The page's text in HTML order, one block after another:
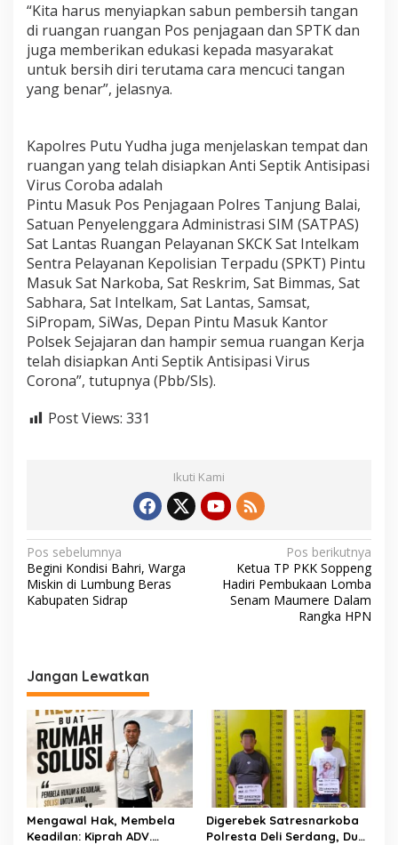
i
a
p
k
a
n
t
i
S
e
p
t
i
k
“Kita harus menyiapkan sabun pembersih tangan
di ruangan ruangan Pos penjagaan dan SPTK dan
juga memberikan edukasi kepada masyarakat
untuk bersih diri terutama cara mencuci tangan
yang benar”, jelasnya.
Kapolres Putu Yudha juga menjelaskan tempat dan
ruangan yang telah disiapkan Anti Septik Antisipasi
Virus Coroba adalah
Pintu Masuk Pos Penjagaan Polres Tanjung Balai,
Satuan Penyelenggara Administrasi SIM (SATPAS)
Sat Lantas Ruangan Pelayanan SKCK Sat Intelkam
Sentra Pelayanan Kepolisian Terpadu (SPKT) Pintu
Masuk Sat Narkoba, Sat Reskrim, Sat Bimmas, Sat
Sabhara, Sat Intelkam, Sat Lantas, Samsat,
SiPropam, SiWas, Depan Pintu Masuk Kantor
Polsek Sejajaran dan hampir semua ruangan Kerja
telah disiapkan Anti Septik Antisipasi Virus
Corona”, tutupnya (Pbb/Sls).
Post Views: 331
Ikuti Kami
N
a
v
a
s
i
p
o
s
Pos sebelumnya
Begini Kondisi Bahri, Warga
Miskin di Lumbung Beras
Kabupaten Sidrap
Pos berikutnya
Ketua TP PKK Soppeng
Hadiri Pembukaan Lomba
Senam Maumere Dalam
Rangka HPN
Jangan Lewatkan
Mengawal Hak, Membela
Keadilan: Kiprah ADV.
Digerebek Satresnarkoba
Polresta Deli Serdang, Dua